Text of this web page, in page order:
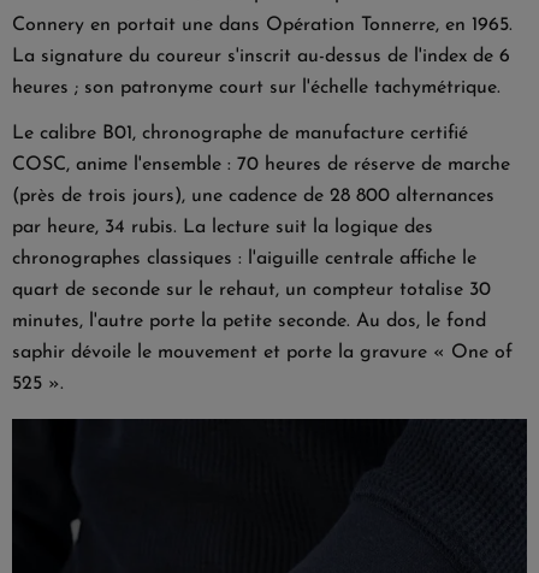
Connery en portait une dans Opération Tonnerre, en 1965.
La signature du coureur s'inscrit au-dessus de l'index de 6
heures ; son patronyme court sur l'échelle tachymétrique.
Le calibre B01, chronographe de manufacture certifié
COSC, anime l'ensemble : 70 heures de réserve de marche
(près de trois jours), une cadence de 28 800 alternances
par heure, 34 rubis. La lecture suit la logique des
chronographes classiques : l'aiguille centrale affiche le
quart de seconde sur le rehaut, un compteur totalise 30
minutes, l'autre porte la petite seconde. Au dos, le fond
saphir dévoile le mouvement et porte la gravure « One of
525 ».